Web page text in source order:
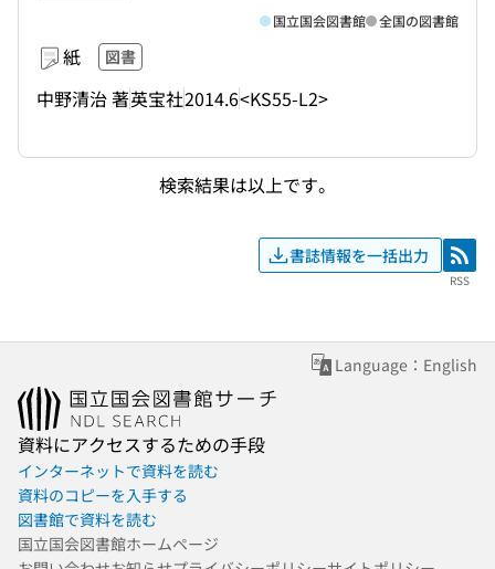
紙 図書
中野清治 著英宝社2014.6<KS55-L2>
国立国会図書館 全国の図書館
検索結果は以上です。
書誌情報を一括出力 RSS
RSS
Language：English
資料にアクセスするための手段
インターネットで資料を読む
資料のコピーを入手する
図書館で資料を読む
国立国会図書館ホームページ